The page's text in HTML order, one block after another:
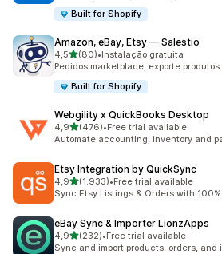
Built for Shopify
Amazon, eBay, Etsy — Salestio
4,5de 5 estrelas
(80)
80 total de avaliações
•Instalação gratuita
Pedidos marketplace, exporte
Built for Shopify
Webgility x QuickBooks Desktop
4,9de 5 estrelas
(476)
476 total de avaliações
•Free trial available
Automate accounting, inventory and
Etsy Integration by QuickSync
4,9de 5 estrelas
(1.933)
1933 total de avaliações
•Free trial available
Sync Etsy Listings & Orders with
eBay Sync & Importer LionzApps
4,9de 5 estrelas
(232)
232 total de avaliações
•Free trial available
Sync and import products, orders,